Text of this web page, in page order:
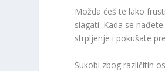
Možda ćeš te lako
slagati. Kada se
strpljenje i pokušate
Sukobi zbog različitih